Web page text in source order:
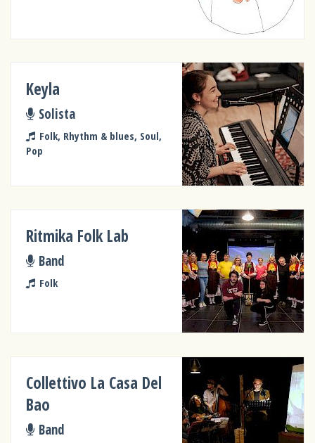
Keyla
Solista
Folk, Rhythm & blues, Soul,
Pop
Ritmika Folk Lab
Band
Folk
Collettivo La Casa Del
Bao
Band